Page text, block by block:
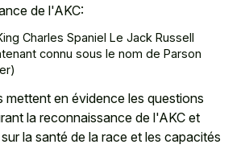
de l'AKC:
Charles Spaniel Le Jack Russell
connu sous le nom de Parson
mettent en évidence les questions
la reconnaissance de l'AKC et
la santé de la race et les capacités